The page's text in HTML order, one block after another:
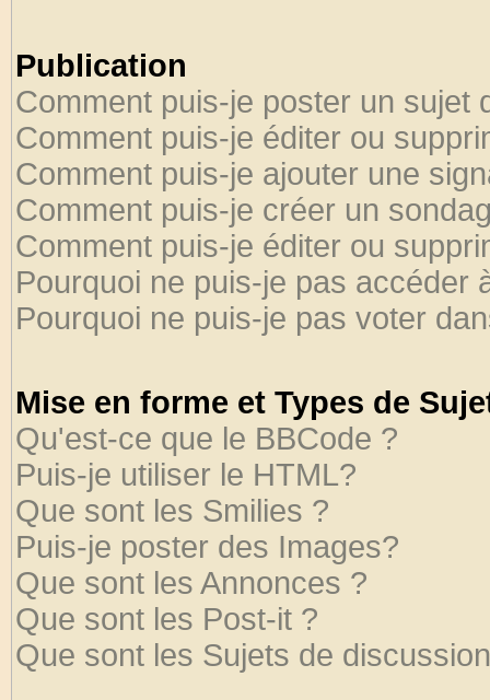
Publication
Comment puis-je poster un sujet
Comment puis-je éditer ou
Comment puis-je ajouter une
Comment puis-je créer un
Comment puis-je éditer ou
Pourquoi ne puis-je pas accéder
Pourquoi ne puis-je pas voter
Mise en forme et Types de
Qu'est-ce que le BBCode ?
Puis-je utiliser le HTML?
Que sont les Smilies ?
Puis-je poster des Images?
Que sont les Annonces ?
Que sont les Post-it ?
Que sont les Sujets de